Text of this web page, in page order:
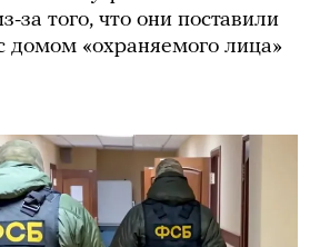
за того, что они поставили
домом «охраняемого лица»